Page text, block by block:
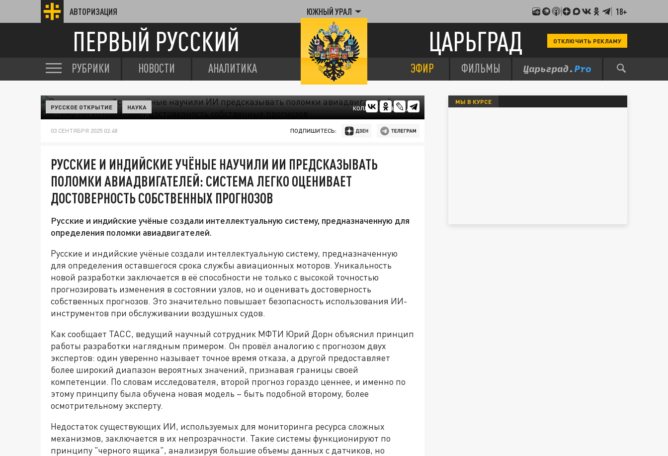
АВТОРИЗАЦИЯ ЮЖНЫЙ УРАЛ 18+
ПЕРВЫЙ РУССКИЙ ЦАРЬГРАД ОТКЛЮЧИТЬ РЕКЛАМУ
РУБРИКИ НОВОСТИ АНАЛИТИКА ЭФИР ФИЛЬМЫ
КОЛЛАЖ ЦАРЬГРАДА
РУССКОЕ ОТКРЫТИЕ НАУКА
03 СЕНТЯБРЯ 2025 02:48 ПОДПИШИТЕСЬ:
РУССКИЕ И ИНДИЙСКИЕ УЧЁНЫЕ НАУЧИЛИ ИИ ПРЕДСКАЗЫВАТЬ
ПОЛОМКИ АВИАДВИГАТЕЛЕЙ: СИСТЕМА ЛЕГКО ОЦЕНИВАЕТ
ДОСТОВЕРНОСТЬ СОБСТВЕННЫХ ПРОГНОЗОВ
Русские и индийские учёные создали интеллектуальную систему, предназначенную для
определения поломки авиадвигателей.
Русские и индийские учёные создали интеллектуальную систему, предназначенную
для определения оставшегося срока службы авиационных моторов. Уникальность
новой разработки заключается в её способности не только с высокой точностью
прогнозировать изменения в состоянии узлов, но и оценивать достоверность
собственных прогнозов. Это значительно повышает безопасность использования ИИ-
инструментов при обслуживании воздушных судов.
Как сообщает ТАСС, ведущий научный сотрудник МФТИ Юрий Дорн объяснил принцип
работы разработки наглядным примером. Он провёл аналогию с прогнозом двух
экспертов: один уверенно называет точное время отказа, а другой предоставляет
более широкий диапазон вероятных значений, признавая границы своей
компетенции. По словам исследователя, второй прогноз гораздо ценнее, и именно по
этому принципу была обучена новая модель – быть подобной второму, более
осмотрительному эксперту.
Недостаток существующих ИИ, используемых для мониторинга ресурса сложных
механизмов, заключается в их непрозрачности. Такие системы функционируют по
принципу "черного ящика", анализируя большие объемы данных с датчиков, но
МЫ В КУРСЕ